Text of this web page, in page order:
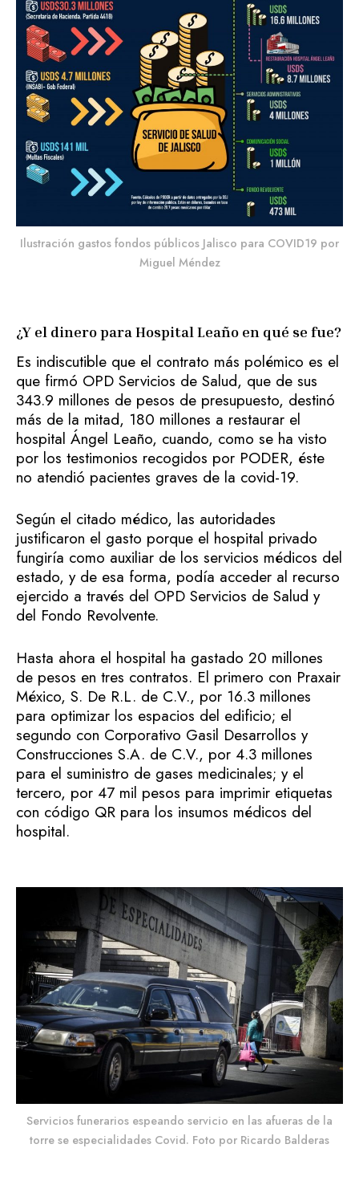
Ilustración gastos fondos públicos Jalisco para COVID19 por
Miguel Méndez
¿Y el dinero para Hospital Leaño en qué se fue?
Es indiscutible que el contrato más polémico es el
que firmó OPD Servicios de Salud, que de sus
343.9 millones de pesos de presupuesto, destinó
más de la mitad, 180 millones a restaurar el
hospital Ángel Leaño, cuando, como se ha visto
por los testimonios recogidos por PODER, éste
no atendió pacientes graves de la covid-19.
Según el citado médico, las autoridades
justificaron el gasto porque el hospital privado
fungiría como auxiliar de los servicios médicos del
estado, y de esa forma, podía acceder al recurso
ejercido a través del OPD Servicios de Salud y
del Fondo Revolvente.
Hasta ahora el hospital ha gastado 20 millones
de pesos en tres contratos. El primero con Praxair
México, S. De R.L. de C.V., por 16.3 millones
para optimizar los espacios del edificio; el
segundo con Corporativo Gasil Desarrollos y
Construcciones S.A. de C.V., por 4.3 millones
para el suministro de gases medicinales; y el
tercero, por 47 mil pesos para imprimir etiquetas
con código QR para los insumos médicos del
hospital.
Servicios funerarios espeando servicio en las afueras de la
torre se especialidades Covid. Foto por Ricardo Balderas